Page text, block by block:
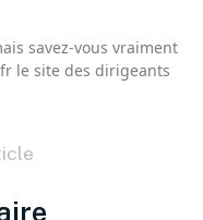
savez-vous vraiment
le site des dirigeants